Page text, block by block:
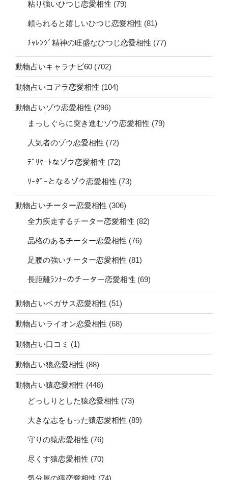
粘り強いひつじ恋愛相性 (79)
頼られると嬉しいひつじ恋愛相性 (81)
ﾁｬﾚﾝｼﾞ精神の旺盛なひつじ恋愛相性 (77)
動物占いキャラナビ60 (702)
動物占いコアラ恋愛相性 (104)
動物占いゾウ恋愛相性 (296)
まっしぐらに突き進むゾウ恋愛相性 (79)
人気者のゾウ恋愛相性 (72)
ﾃﾞﾘｹｰﾄなゾウ恋愛相性 (72)
ﾘｰﾀﾞｰとなるゾウ恋愛相性 (73)
動物占いチーター恋愛相性 (306)
全力疾走するチーター恋愛相性 (82)
品格のあるチーター恋愛相性 (76)
足腰の強いチーター恋愛相性 (81)
長距離ﾗﾝﾅｰのチーター恋愛相性 (69)
動物占いペガサス恋愛相性 (51)
動物占いライオン恋愛相性 (68)
動物占い口コミ (1)
動物占い狼恋愛相性 (88)
動物占い猿恋愛相性 (448)
どっしりとした猿恋愛相性 (73)
大きな志をもった猿恋愛相性 (89)
守りの猿恋愛相性 (76)
尽くす猿恋愛相性 (70)